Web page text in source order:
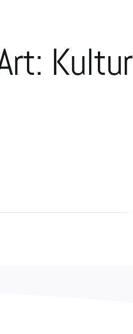
Kultur